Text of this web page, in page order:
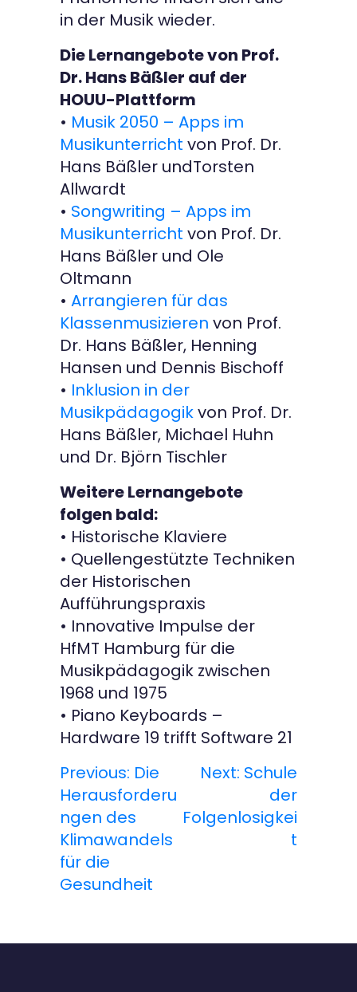
in der Musik wieder.
Die Lernangebote von Prof.
Dr. Hans Bäßler auf der
HOUU-Plattform
• Musik 2050 – Apps im
Musikunterricht von Prof. Dr.
Hans Bäßler undTorsten
Allwardt
• Songwriting – Apps im
Musikunterricht von Prof. Dr.
Hans Bäßler und Ole
Oltmann
• Arrangieren für das
Klassenmusizieren von Prof.
Dr. Hans Bäßler, Henning
Hansen und Dennis Bischoff
• Inklusion in der
Musikpädagogikvon Prof. Dr.
Hans Bäßler, Michael Huhn
und Dr. Björn Tischler
Weitere Lernangebote
folgen bald:
• Historische Klaviere
• Quellengestützte Techniken
der Historischen
Aufführungspraxis
• Innovative Impulse der
HfMT Hamburg für die
Musikpädagogik zwischen
1968 und 1975
• Piano Keyboards –
Hardware 19 trifft Software 21
B
e
i
t
Previous: Die
Herausforderu
ngen des
Klimawandels
für die
Gesundheit
Next: Schule
der
Folgenlosigkei
t